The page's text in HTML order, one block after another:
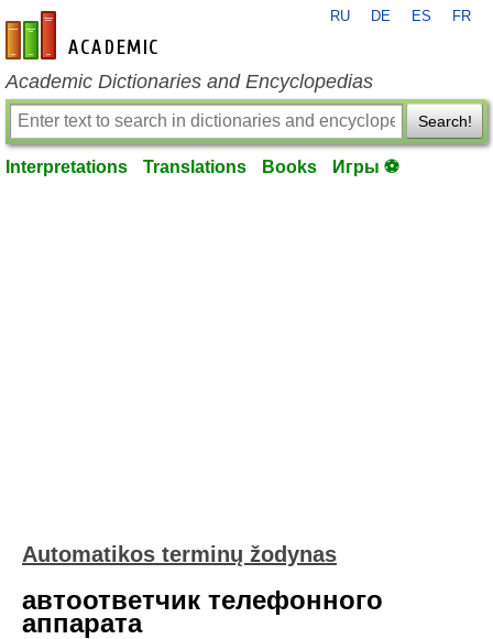
en-academic.com
RU DE ES FR
Academic Dictionaries and Encyclopedias
Search!
Interpretations Translations Books Игры ⚽
Automatikos terminų žodynas
автоответчик телефонного
аппарата